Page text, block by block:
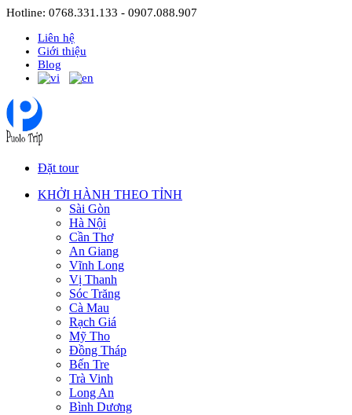
Hotline: 0768.331.133 - 0907.088.907
Liên hệ
Giới thiệu
Blog
Đặt tour
KHỞI HÀNH THEO TỈNH
Sài Gòn
Hà Nội
Cần Thơ
An Giang
Vĩnh Long
Vị Thanh
Sóc Trăng
Cà Mau
Rạch Giá
Mỹ Tho
Đồng Tháp
Bến Tre
Trà Vinh
Long An
Bình Dương